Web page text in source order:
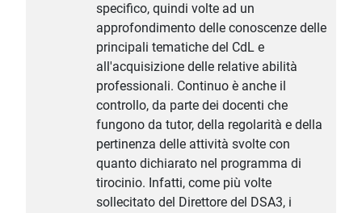
specifico, quindi volte ad un
approfondimento delle conoscenze delle
principali tematiche del CdL e
all'acquisizione delle relative abilità
professionali. Continuo è anche il
controllo, da parte dei docenti che
fungono da tutor, della regolarità e della
pertinenza delle attività svolte con
quanto dichiarato nel programma di
tirocinio. Infatti, come più volte
sollecitato del Direttore del DSA3, i